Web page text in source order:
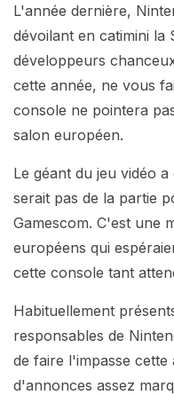
L'année dernière,
dévoilant en catimini la
développeurs
cette année, ne vous
console ne pointera
salon européen.
Le géant du jeu vidéo
serait pas de la partie
Gamescom. C'est une
européens qui
cette console tant
Habituellement
responsables de
de faire l'impasse
d'annonces assez